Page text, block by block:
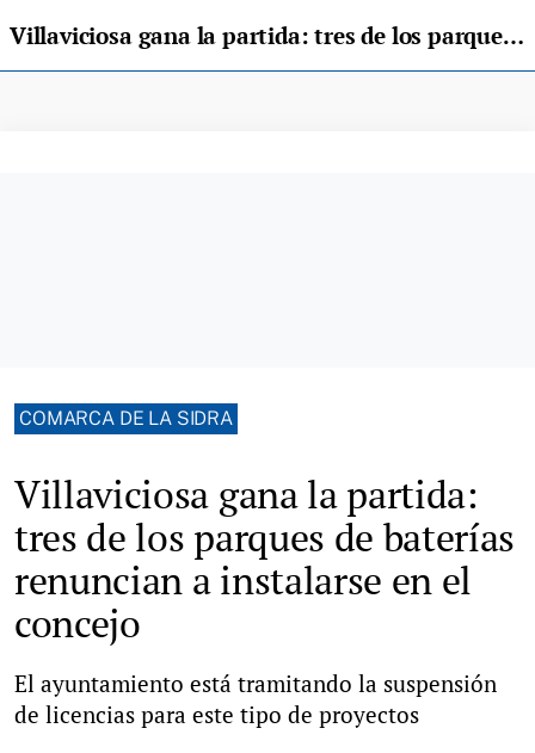
Villaviciosa gana la partida: tres de los parques de baterías renuncian a instalarse en el concejo
COMARCA DE LA SIDRA
Villaviciosa gana la partida:
tres de los parques de baterías
renuncian a instalarse en el
concejo
El ayuntamiento está tramitando la suspensión
de licencias para este tipo de proyectos